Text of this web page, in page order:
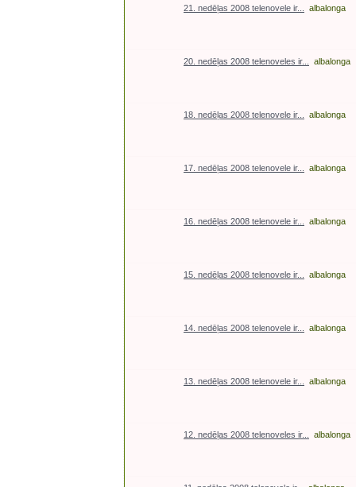
21. nedēļas 2008 telenovele ir... albalonga
20. nedēļas 2008 telenoveles ir... albalonga
18. nedēļas 2008 telenovele ir... albalonga
17. nedēļas 2008 telenovele ir... albalonga
16. nedēļas 2008 telenovele ir... albalonga
15. nedēļas 2008 telenovele ir... albalonga
14. nedēļas 2008 telenovele ir... albalonga
13. nedēļas 2008 telenovele ir... albalonga
12. nedēļas 2008 telenoveles ir... albalonga